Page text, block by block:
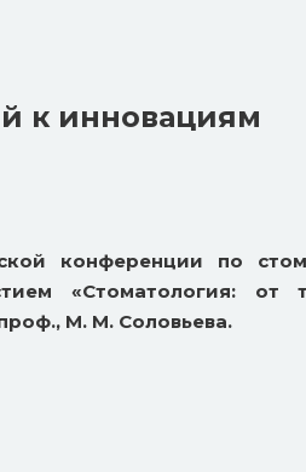
к инновациям
конференции по
«Стоматология: от
М. М. Соловьева.